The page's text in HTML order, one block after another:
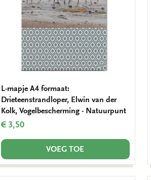
L-mapje A4 formaat:
Drieteenstrandloper, Elwin van der
Kolk, Vogelbescherming - Natuurpunt
€ 3,50
VOEG TOE